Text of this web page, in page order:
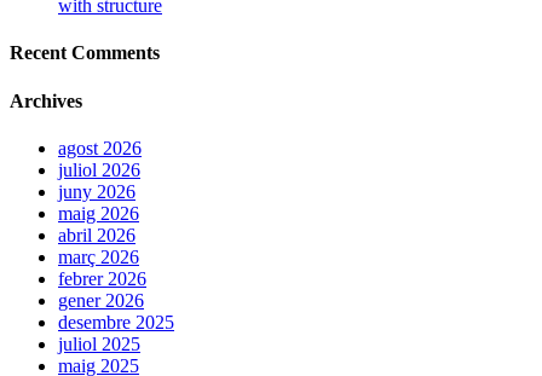
with structure
Recent Comments
Archives
agost 2026
juliol 2026
juny 2026
maig 2026
abril 2026
març 2026
febrer 2026
gener 2026
desembre 2025
juliol 2025
maig 2025